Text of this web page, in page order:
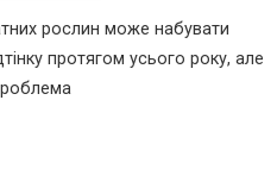
рослин може набувати
протягом усього року, але